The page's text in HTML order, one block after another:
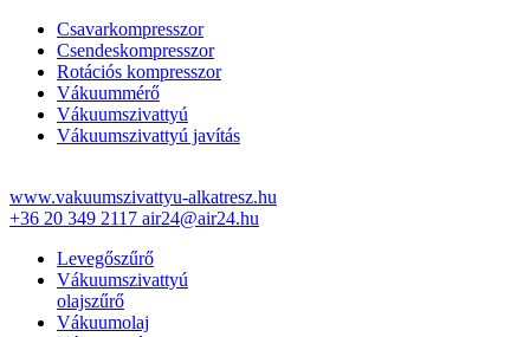
Csavarkompresszor
Csendeskompresszor
Rotációs kompresszor
Vákuummérő
Vákuumszivattyú
Vákuumszivattyú javítás
www.vakuumszivattyu-alkatresz.hu
+36 20 349 2117 air24@air24.hu
Levegőszűrő
Vákuumszivattyú
olajszűrő
Vákuumolaj